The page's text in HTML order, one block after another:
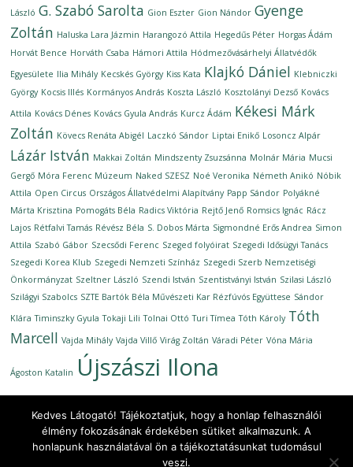
László G. Szabó Sarolta Gion Eszter Gion Nándor Gyenge
Zoltán Haluska Lara Jázmin Harangozó Attila Hegedűs Péter Horgas Ádám
Horvát Bence Horváth Csaba Hámori Attila Hódmezővásárhelyi Állatvédők
Egyesülete Ilia Mihály Kecskés György Kiss Kata Klajkó Dániel Klebniczki
György Kocsis Illés Kormányos András Koszta László Kosztolányi Dezső Kovács
Attila Kovács Dénes Kovács Gyula András Kurcz Ádám Kékesi Márk
Zoltán Kövecs Renáta Abigél Laczkó Sándor Liptai Enikő Losoncz Alpár
Lázár István Makkai Zoltán Mindszenty Zsuzsánna Molnár Mária Mucsi
Gergő Móra Ferenc Múzeum Naked SZESZ Noé Veronika Németh Anikó Nóbik
Attila Open Circus Országos Állatvédelmi Alapítvány Papp Sándor Polyákné
Márta Krisztina Pomogáts Béla Radics Viktória Rejtő Jenő Romsics Ignác Rácz
Lajos Rétfalvi Tamás Révész Béla S. Dobos Márta Sigmondné Erős Andrea Simon
Attila Szabó Gábor Szecsődi Ferenc Szeged folyóirat Szegedi Idősügyi Tanács
Szegedi Korea Klub Szegedi Nemzeti Színház Szegedi Szerb Nemzetiségi
Önkormányzat Szeltner László Szendi István Szentistványi István Szilasi László
Szilágyi Szabolcs SZTE Bartók Béla Művészeti Kar Rézfúvós Együttese Sándor
Klára Timinszky Gyula Tokaji Lili Tolnai Ottó Turi Tímea Tóth Károly Tóth
Marcell Vajda Mihály Vajda Villő Virág Zoltán Váradi Péter Vóna Mária
Ágoston Katalin Újszászi Ilona
Copyright © 2026Ünnepi Könyvhét Szeged, 2020. szeptember
Kedves Látogató! Tájékoztatjuk, hogy a honlap felhasználói
élmény fokozásának érdekében sütiket alkalmazunk. A
honlapunk használatával ön a tájékoztatásunkat tudomásul
veszi.